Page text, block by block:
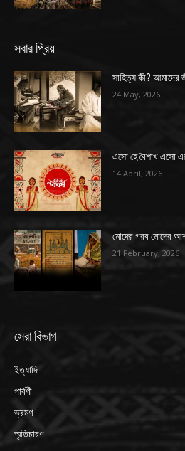
সবার প্রিয়
সাহিত্য কী?
24 May, 2026
এসো হে বৈশাখ এসো
14 April, 2026
মোদের গরব মোদের
21 February, 2026
সেরা বিভাগ
ইত্যাদি
পার্বণী
ভ্রমণ
স্মৃতিচারণ